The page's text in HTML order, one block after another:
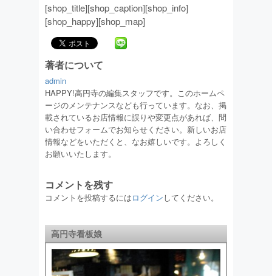
[shop_title][shop_caption][shop_info]
[shop_happy][shop_map]
著者について
admin
HAPPY!高円寺の編集スタッフです。このホームペ
ージのメンテナンスなども行っています。なお、掲
載されているお店情報に誤りや変更点があれば、問
い合わせフォームでお知らせください。新しいお店
情報などをいただくと、なお嬉しいです。よろしく
お願いいたします。
コメントを残す
コメントを投稿するにはログインしてください。
高円寺看板娘